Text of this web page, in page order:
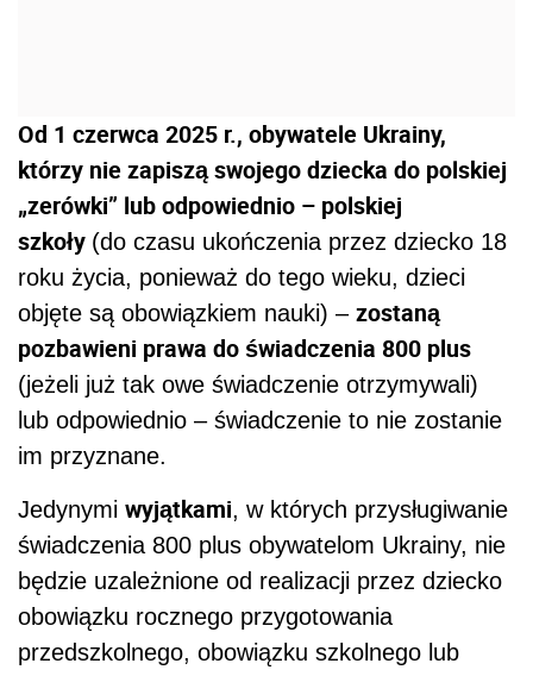
Od 1 czerwca 2025 r., obywatele Ukrainy,
którzy nie zapiszą swojego dziecka do polskiej
„zerówki” lub odpowiednio – polskiej
szkoły (do czasu ukończenia przez dziecko 18
roku życia, ponieważ do tego wieku, dzieci
objęte są obowiązkiem nauki) – zostaną
pozbawieni prawa do świadczenia 800 plus
(jeżeli już tak owe świadczenie otrzymywali)
lub odpowiednio – świadczenie to nie zostanie
im przyznane.
Jedynymi wyjątkami, w których przysługiwanie
świadczenia 800 plus obywatelom Ukrainy, nie
będzie uzależnione od realizacji przez dziecko
obowiązku rocznego przygotowania
przedszkolnego, obowiązku szkolnego lub